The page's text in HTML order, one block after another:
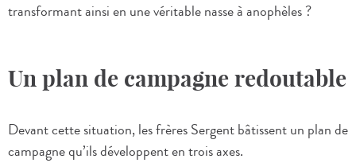
transformant ainsi en une véritable nasse à anophèles ?
Un plan de campagne redoutable
Devant cette situation, les frères Sergent bâtissent un plan de
campagne qu’ils développent en trois axes.